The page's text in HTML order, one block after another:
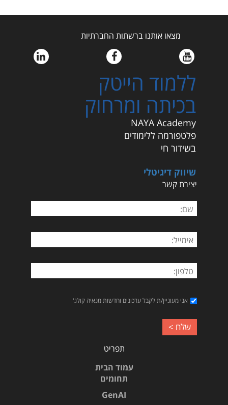
מצאו אותנו ברשתות החברתיות
ללמוד הייטק
בכיתה ומרחוק
NAYA Academy
פלטפורמה ללימודים
בשידור חי
שיווק דיגיטלי
יצירת קשר
אני מעוניין/ת לקבל עדכונים וחדשות מנאיה קולג'
תפריט
עמוד הבית
תחומים
GenAI